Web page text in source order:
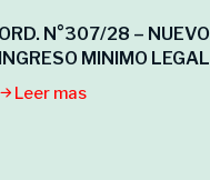
ORD. N°307/28 – NUEVO
INGRESO MINIMO LEGAL
Leer mas